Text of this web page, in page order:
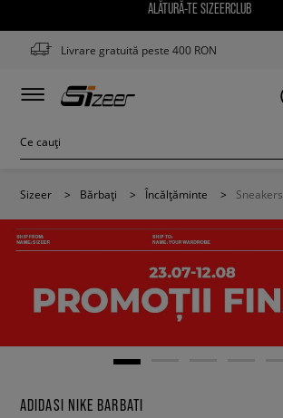
ALĂTURĂ-TE SIZEERCLUB
Livrare gratuită peste 400 RON
Sizeer > Bărbați > Încălțăminte > Sneakers
ADIDASI NIKE BARBATI